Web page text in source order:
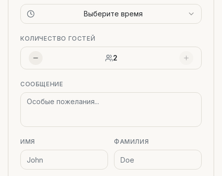
Выберите время
КОЛИЧЕСТВО ГОСТЕЙ
2
СООБЩЕНИЕ
ИМЯ ФАМИЛИЯ